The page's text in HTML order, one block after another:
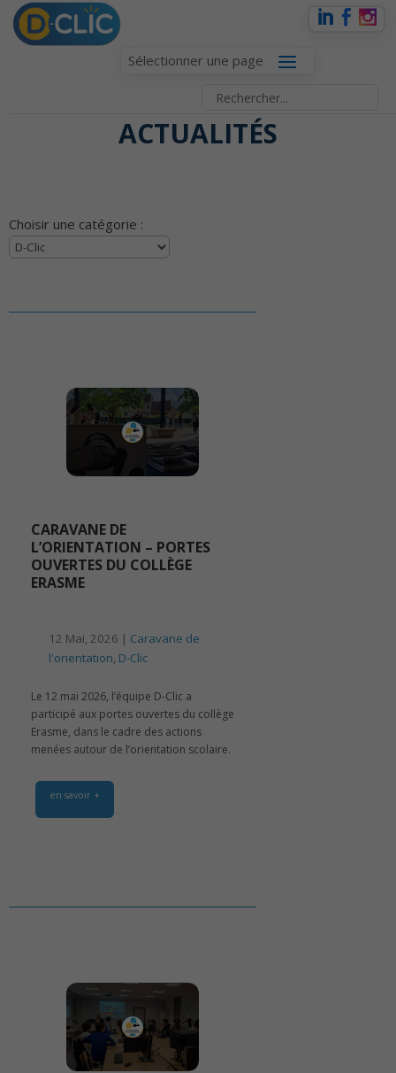
Sélectionner une page
ACTUALITÉS
Choisir une catégorie :
CARAVANE DE
L’ORIENTATION – PORTES
OUVERTES DU COLLÈGE
ERASME
12 Mai, 2026 | Caravane de
l'orientation, D-Clic
Le 12 mai 2026, l’équipe D-Clic a
participé aux portes ouvertes du collège
Erasme, dans le cadre des actions
menées autour de l’orientation scolaire.
en savoir +